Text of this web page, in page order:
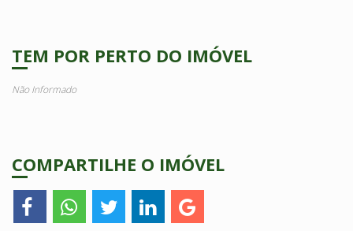
TEM POR PERTO DO IMÓVEL
Não Informado
COMPARTILHE O IMÓVEL